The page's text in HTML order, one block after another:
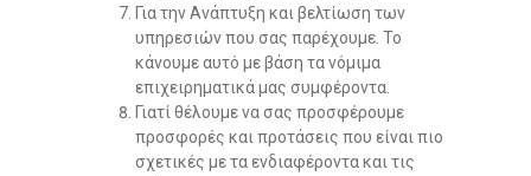
Για την Ανάπτυξη και βελτίωση των
υπηρεσιών που σας παρέχουμε. Το
κάνουμε αυτό με βάση τα νόμιμα
επιχειρηματικά μας συμφέροντα.
Γιατί θέλουμε να σας προσφέρουμε
προσφορές και προτάσεις που είναι πιο
σχετικές με τα ενδιαφέροντα και τις